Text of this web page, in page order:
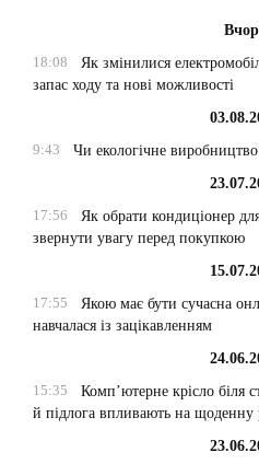
18:08
Як змінилися
запас ходу та нові можливості
9:43
Чи екологічне
17:56
Як обрати кондиціонер
звернути увагу перед покупкою
17:55
Якою має бути сучасна
навчалася із зацікавленням
15:35
Комп’ютерне крісло біля
й підлога впливають на щоденну